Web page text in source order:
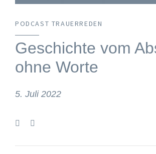
PODCAST TRAUERREDEN
Geschichte vom
ohne Worte
5. Juli 2022